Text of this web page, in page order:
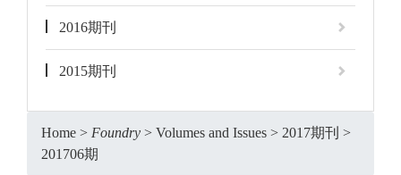
2016期刊
2015期刊
Home > Foundry > Volumes and Issues > 2017期刊 >
201706期